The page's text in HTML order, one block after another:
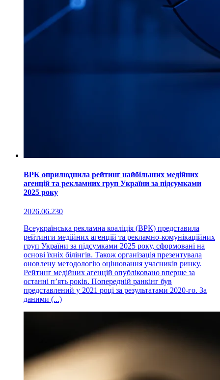
ВРК оприлюднила рейтинг найбільших медійних
агенцій та рекламних груп України за підсумками
2025 року
2026.06.230
Всеукраїнська рекламна коаліція (ВРК) представила
рейтинги медійних агенцій та рекламно-комунікаційних
груп України за підсумками 2025 року, сформовані на
основі їхніх білінгів. Також організація презентувала
оновлену методологію оцінювання учасників ринку.
Рейтинг медійних агенцій опубліковано вперше за
останні п’ять років. Попередній ранкінг був
представлений у 2021 році за результатами 2020-го. За
даними (...)